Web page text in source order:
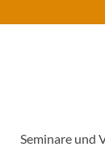
Seminare und